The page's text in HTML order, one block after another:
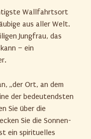
Wallfahrtsort
aus aller Welt.
Jungfrau, das
– ein
„der Ort, an dem
der bedeutendsten
Sie über die
Sie die Sonnen-
ein spirituelles